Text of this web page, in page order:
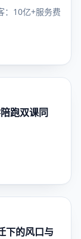
：10亿+服务费
跑双课同
下的风口与